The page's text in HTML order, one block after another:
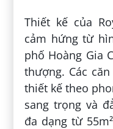
Thiết kế của
cảm hứng từ
phố Hoàng Gia
thượng. Các
thiết kế theo
sang trọng và
đa dạng từ